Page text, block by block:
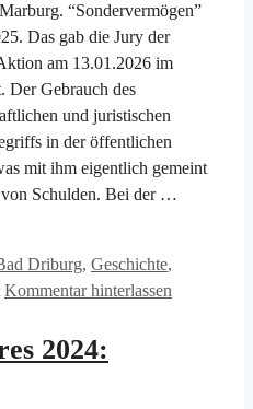
“Sondervermögen”
Das gab die Jury der
am 13.01.2026 im
Der Gebrauch des
und juristischen
in der öffentlichen
mit ihm eigentlich gemeint
Schulden. Bei der …
Driburg, Geschichte,
Kommentar hinterlassen
2024: